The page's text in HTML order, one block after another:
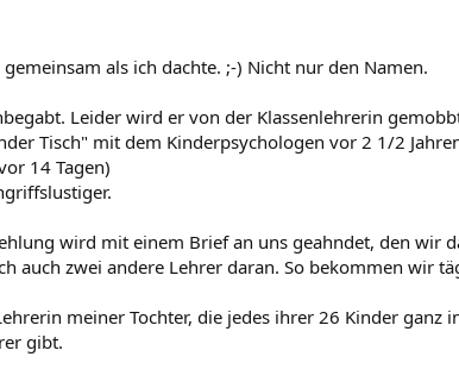
als ich dachte. ;-) Nicht nur den Namen.
Leider wird er von der Klassenlehrerin
Tisch" mit dem Kinderpsychologen vor 2 1/2
14 Tagen)
wird mit einem Brief an uns geahndet, den wir
auch zwei andere Lehrer daran. So bekommen wir
meiner Tochter, die jedes ihrer 26 Kinder ganz
gibt.